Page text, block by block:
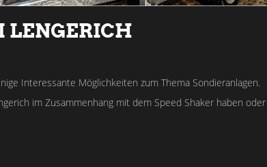
LENGERICH
Interessante Möglichkeiten zum Thema Sondieranlagen.
im Zusammenhang mit dem Speed Shaker haben